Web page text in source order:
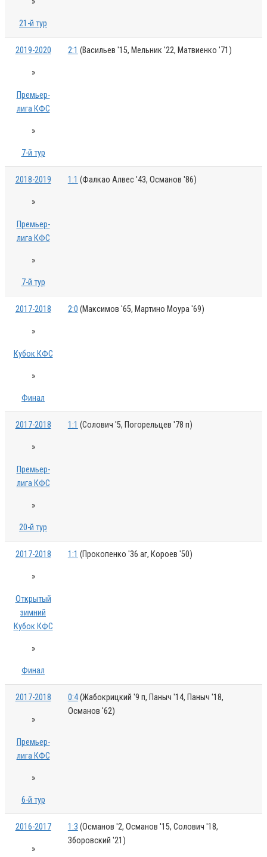
21-й тур
2019-2020
»
Премьер-
лига КФС
»
7-й тур
2:1 (Васильев '15, Мельник '22, Матвиенко '71)
2018-2019
»
Премьер-
лига КФС
»
7-й тур
1:1 (Фалкао Алвес '43, Османов '86)
2017-2018
»
Кубок КФС
»
Финал
2:0 (Максимов '65, Мартино Моура '69)
2017-2018
»
Премьер-
лига КФС
»
20-й тур
1:1 (Солович '5, Погорельцев '78 п)
2017-2018
»
Открытый
зимний
Кубок КФС
»
Финал
1:1 (Прокопенко '36 аг, Короев '50)
2017-2018
»
Премьер-
лига КФС
»
6-й тур
0:4(Жабокрицкий '9 п, Паныч '14, Паныч '18,
Османов '62)
2016-2017
»
1:3 (Османов '2, Османов '15, Солович '18,
Зборовский '21)